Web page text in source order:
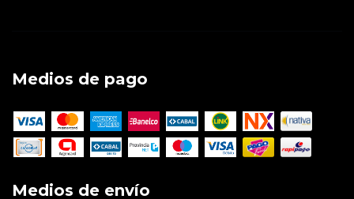
Medios de pago
Medios de envío